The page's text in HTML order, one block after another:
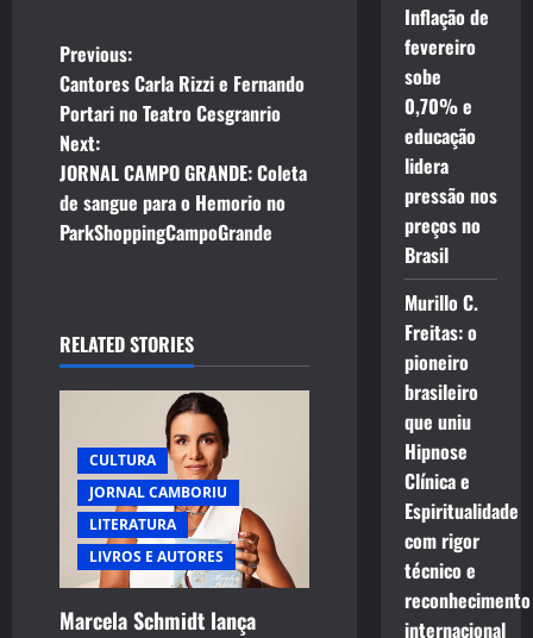
P
o
s
t
v
i
Previous:
Cantores Carla Rizzi e Fernando
Portari no Teatro Cesgranrio
Next:
JORNAL CAMPO GRANDE: Coleta
de sangue para o Hemorio no
ParkShoppingCampoGrande
RELATED STORIES
CULTURA
JORNAL CAMBORIU
LITERATURA
LIVROS E AUTORES
Marcela Schmidt lança
Inflação de
fevereiro
sobe
0,70% e
educação
lidera
pressão nos
preços no
Brasil
Murillo C.
Freitas: o
pioneiro
brasileiro
que uniu
Hipnose
Clínica e
Espiritualidade
com rigor
técnico e
reconhecimento
internacional